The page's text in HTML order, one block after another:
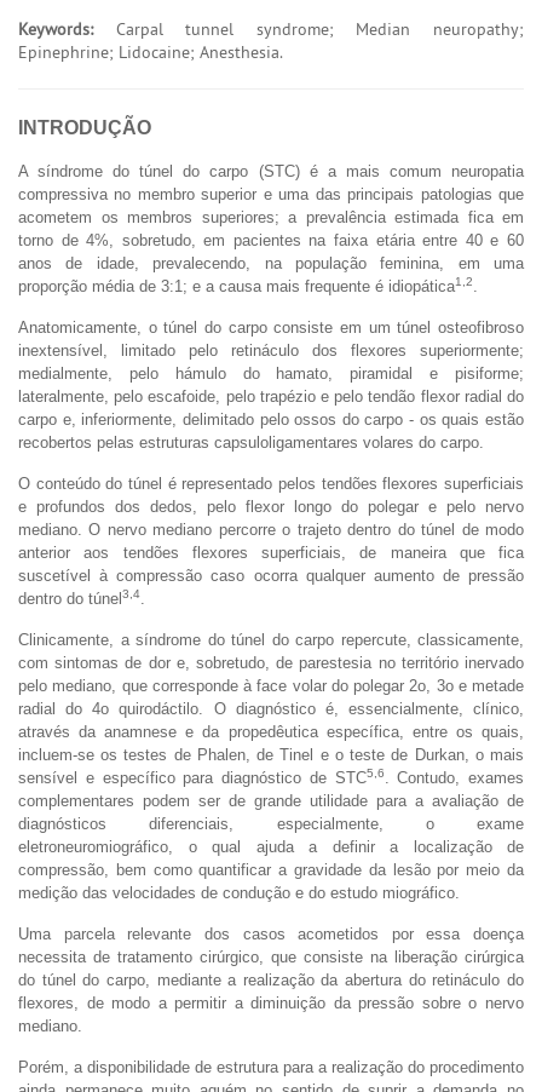
Keywords:Carpal tunnel syndrome; Median neuropathy;
Epinephrine; Lidocaine; Anesthesia.
INTRODUÇÃO
A síndrome do túnel do carpo (STC) é a mais comum neuropatia
compressiva no membro superior e uma das principais patologias que
acometem os membros superiores; a prevalência estimada fica em
torno de 4%, sobretudo, em pacientes na faixa etária entre 40 e 60
anos de idade, prevalecendo, na população feminina, em uma
proporção média de 3:1; e a causa mais frequente é idiopática1,2
Anatomicamente, o túnel do carpo consiste em um túnel osteofibroso
inextensível, limitado pelo retináculo dos flexores superiormente;
medialmente, pelo hámulo do hamato, piramidal e pisiforme;
lateralmente, pelo escafoide, pelo trapézio e pelo tendão flexor radial do
carpo e, inferiormente, delimitado pelo ossos do carpo - os quais estão
recobertos pelas estruturas capsuloligamentares volares do carpo.
O conteúdo do túnel é representado pelos tendões flexores superficiais
e profundos dos dedos, pelo flexor longo do polegar e pelo nervo
mediano. O nervo mediano percorre o trajeto dentro do túnel de modo
anterior aos tendões flexores superficiais, de maneira que fica
suscetível à compressão caso ocorra qualquer aumento de pressão
dentro do túnel 3,4
Clinicamente, a síndrome do túnel do carpo repercute, classicamente,
com sintomas de dor e, sobretudo, de parestesia no território inervado
pelo mediano, que corresponde à face volar do polegar 2o, 3o e metade
radial do 4o quirodáctilo. O diagnóstico é, essencialmente, clínico,
através da anamnese e da propedêutica específica, entre os quais,
incluem-se os testes de Phalen, de Tinel e o teste de Durkan, o mais
sensível e específico para diagnóstico de STC5,6
. Contudo, exames
complementares podem ser de grande utilidade para a avaliação de
diagnósticos diferenciais, especialmente, o exame
eletroneuromiográfico, o qual ajuda a definir a localização de
compressão, bem como quantificar a gravidade da lesão por meio da
medição das velocidades de condução e do estudo miográfico.
Uma parcela relevante dos casos acometidos por essa doença
necessita de tratamento cirúrgico, que consiste na liberação cirúrgica
do túnel do carpo, mediante a realização da abertura do retináculo do
flexores, de modo a permitir a diminuição da pressão sobre o nervo
mediano.
Porém, a disponibilidade de estrutura para a realização do procedimento